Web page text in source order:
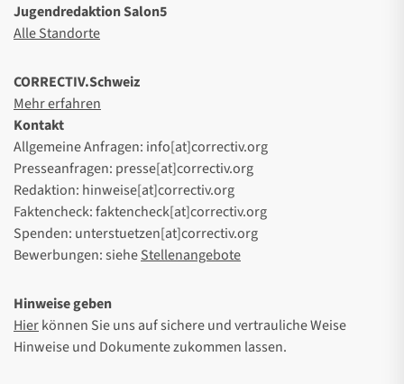
Jugendredaktion Salon5
Alle Standorte
CORRECTIV.Schweiz
Mehr erfahren
Kontakt
Allgemeine Anfragen: info[at]correctiv.org
Presseanfragen: presse[at]correctiv.org
Redaktion: hinweise[at]correctiv.org
Faktencheck: faktencheck[at]correctiv.org
Spenden: unterstuetzen[at]correctiv.org
Bewerbungen: sieheStellenangebote
Hinweise geben
Hierkönnen Sie uns auf sichere und vertrauliche Weise
Hinweise und Dokumente zukommen lassen.